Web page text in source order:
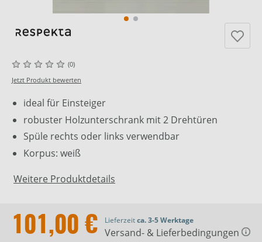
(0)
Jetzt Produkt bewerten
ideal für Einsteiger
robuster Holzunterschrank mit 2 Drehtüren
Spüle rechts oder links verwendbar
Korpus: weiß
Weitere Produktdetails
101,00 € Lieferzeitca. 3-5 Werktage
Versand- & Lieferbedingungen